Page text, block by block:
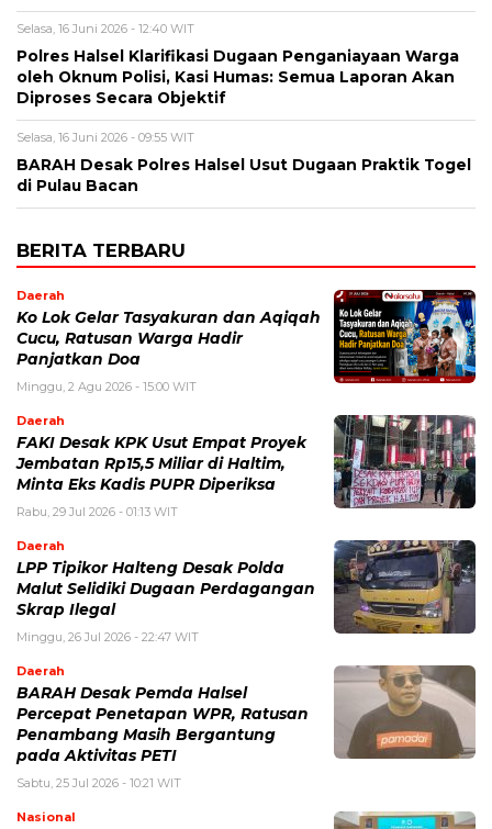
Selasa, 16 Juni 2026 - 12:40 WIT
Polres Halsel Klarifikasi Dugaan Penganiayaan Warga
oleh Oknum Polisi, Kasi Humas: Semua Laporan Akan
Diproses Secara Objektif
Selasa, 16 Juni 2026 - 09:55 WIT
BARAH Desak Polres Halsel Usut Dugaan Praktik Togel
di Pulau Bacan
BERITA TERBARU
Daerah
Ko Lok Gelar Tasyakuran dan Aqiqah
Cucu, Ratusan Warga Hadir
Panjatkan Doa
Minggu, 2 Agu 2026 - 15:00 WIT
Daerah
FAKI Desak KPK Usut Empat Proyek
Jembatan Rp15,5 Miliar di Haltim,
Minta Eks Kadis PUPR Diperiksa
Rabu, 29 Jul 2026 - 01:13 WIT
Daerah
LPP Tipikor Halteng Desak Polda
Malut Selidiki Dugaan Perdagangan
Skrap Ilegal
Minggu, 26 Jul 2026 - 22:47 WIT
Daerah
BARAH Desak Pemda Halsel
Percepat Penetapan WPR, Ratusan
Penambang Masih Bergantung
pada Aktivitas PETI
Sabtu, 25 Jul 2026 - 10:21 WIT
Nasional